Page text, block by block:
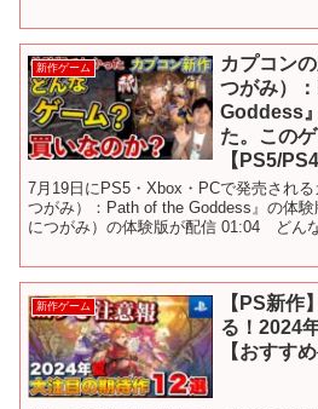
新作ゲーム
カプコン
つがみ）
Goddess
た。この
【PS5/
7月19日にPS5・Xbox・PCで発売され
つがみ）：Path of the Goddess』の体
につがみ）の体験版が配信 01:04 どん
新作ゲーム
【PS新作
る！2024
【おすす